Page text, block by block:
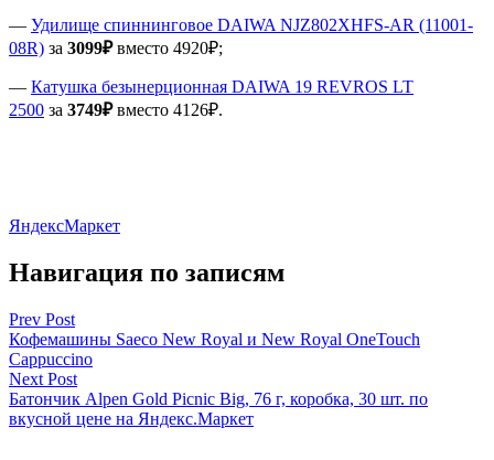
— Удилище спиннинговое DAIWA NJZ802XHFS-AR (11001-
08R) за 3099₽вместо 4920₽;
— Катушка безынерционная DAIWA 19 REVROS LT
2500 за 3749₽вместо 4126₽.
ЯндексМаркет
Навигация по записям
Prev Post
Кофемашины Saeco New Royal и New Royal OneTouch
Cappuccino
Next Post
Батончик Alpen Gold Picnic Big, 76 г, коробка, 30 шт. по
вкусной цене на Яндекс.Маркет